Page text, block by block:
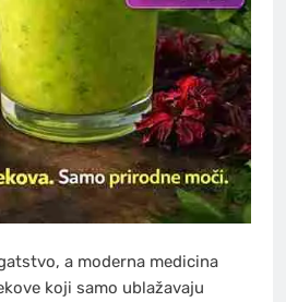
a moderna medicina
koji samo ublažavaju